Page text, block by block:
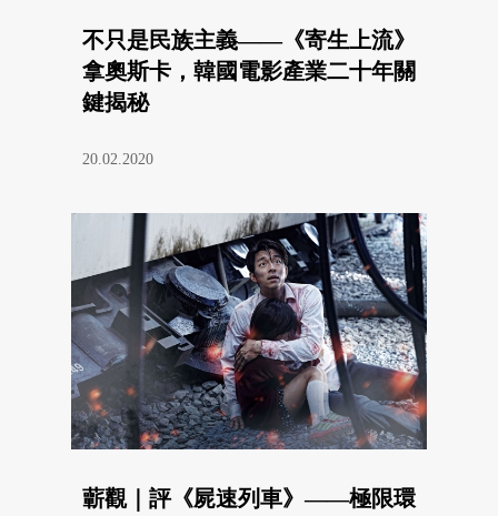
不只是民族主義——《寄生上流》
拿奧斯卡，韓國電影產業二十年關
鍵揭秘
20.02.2020
蘄觀｜評《屍速列車》——極限環